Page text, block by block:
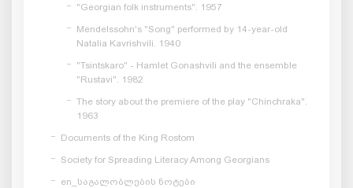
"Georgian folk instruments". 1957
Mendelssohn's "Song" performed by 14-year-old
Natalia Kavrishvili. 1940
"Tsintskaro" - Hamlet Gonashvili and the ensemble
"Rustavi". 1982
The story about the premiere of the play "Chinchraka".
1963
Documents of the King Rostom
Society for Spreading Literacy Among Georgians
en_საგალობლების ნოტები